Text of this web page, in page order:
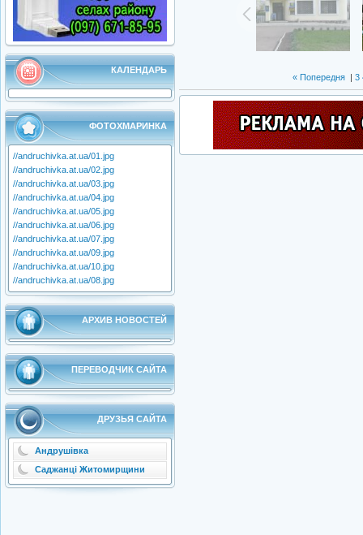
КАЛЕНДАРЬ
ФОТОХМАРИНКА
//andruchivka.at.ua/01.jpg
//andruchivka.at.ua/02.jpg
//andruchivka.at.ua/03.jpg
//andruchivka.at.ua/04.jpg
//andruchivka.at.ua/05.jpg
//andruchivka.at.ua/06.jpg
//andruchivka.at.ua/07.jpg
//andruchivka.at.ua/09.jpg
//andruchivka.at.ua/10.jpg
//andruchivka.at.ua/08.jpg
АРХИВ НОВОСТЕЙ
ПЕРЕВОДЧИК САЙТА
ДРУЗЬЯ САЙТА
Андрушівка
Саджанці Житомирщини
« Попередня | 3